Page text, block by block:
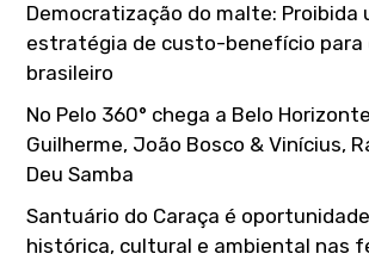
i
g
a
t
i
r
:
Democratização do malte: Proibida
estratégia de custo-benefício para
brasileiro
No Pelo 360° chega a Belo
Guilherme, João Bosco & Vinícius,
Deu Samba
Santuário do Caraça é
histórica, cultural e ambiental nas